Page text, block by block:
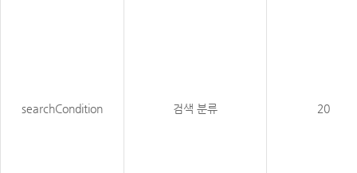
searchCondition 검색 분류 20